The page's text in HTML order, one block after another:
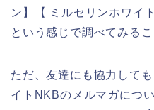
ン】【 ミルセリンホワイ
という感じで調べてみるこ
ただ、友達にも協力して
イトNKBのメルマガにつ